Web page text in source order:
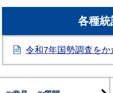
各種
令和7年国勢調査を